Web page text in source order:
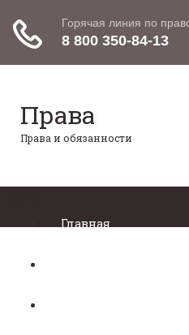
Права
Права и обязанности
Главная